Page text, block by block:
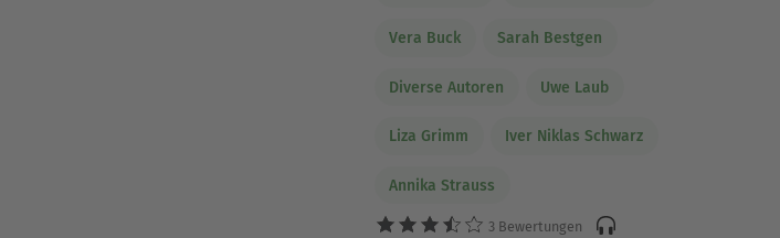
Vera Buck Sarah Bestgen
Diverse Autoren Uwe Laub
Liza Grimm Iver Niklas Schwarz
Annika Strauss
3 Bewertungen